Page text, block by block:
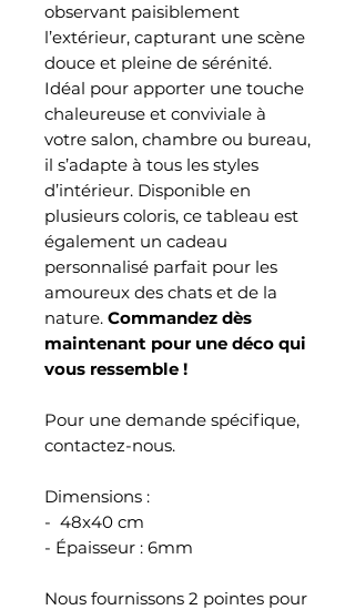
observant paisiblement
l’extérieur, capturant une scène
douce et pleine de sérénité.
Idéal pour apporter une touche
chaleureuse et conviviale à
votre salon, chambre ou bureau,
il s’adapte à tous les styles
d’intérieur. Disponible en
plusieurs coloris, ce tableau est
également un cadeau
personnalisé parfait pour les
amoureux des chats et de la
nature. Commandez dès
maintenant pour une déco qui
vous ressemble !
Pour une demande spécifique,
contactez-nous.
Dimensions :
- 48x40 cm
- Épaisseur : 6mm
Nous fournissons 2 pointes pour